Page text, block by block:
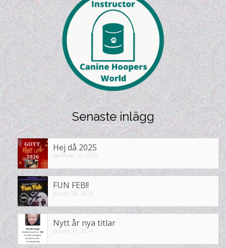
Senaste inlägg
Hej då 2025
december 31, 2025
FUN FEB!!
januari 29, 2024
Nytt år nya titlar
januari 17, 2024